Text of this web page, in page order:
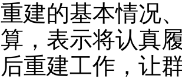
重建的基本情况
算，表示将认真
后重建工作，让